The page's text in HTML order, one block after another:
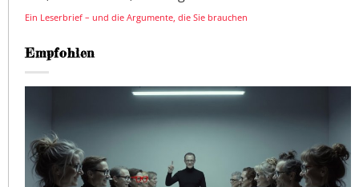
Ein Leserbrief – und die Argumente, die Sie brauchen
Empfohlen